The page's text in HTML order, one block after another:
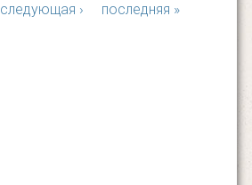
следующая › последняя »